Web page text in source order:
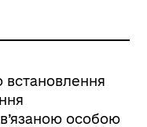
особою